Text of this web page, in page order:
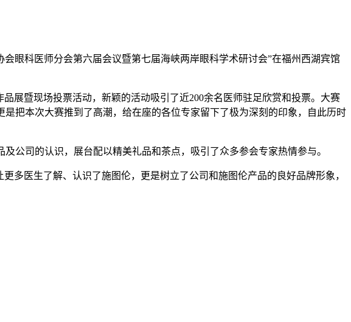
眼科医师分会第六届会议暨第七届海峡两岸眼科学术研讨会”在福州西湖宾馆
展暨现场投票活动，新颖的活动吸引了近200余名医师驻足欣赏和投票。大赛
把本次大赛推到了高潮，给在座的各位专家留下了极为深刻的印象，自此历时
公司的认识，展台配以精美礼品和茶点，吸引了众多参会专家热情参与。
多医生了解、认识了施图伦，更是树立了公司和施图伦产品的良好品牌形象，